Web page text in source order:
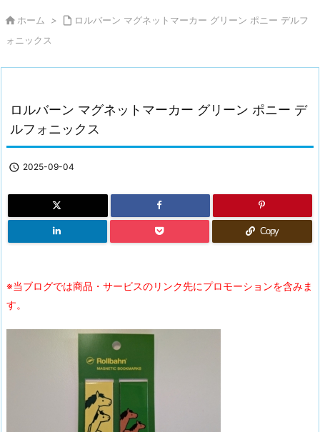
 ホーム >  ロルバーン マグネットマーカー グリーン ポニー デルフ
ォニックス
ロルバーン マグネットマーカー グリーン ポニー デ
ルフォニックス
 2025-09-04
Copy
※当ブログでは商品・サービスのリンク先にプロモーションを含みま
す。